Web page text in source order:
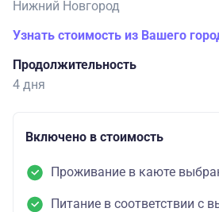
Нижний Новгород
Узнать стоимость из Вашего
Продолжительность
4 дня
Включено в стоимость
Проживание в каюте
Питание в соответствии с